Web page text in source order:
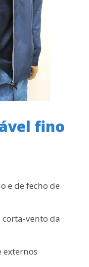
fino
e de fecho de
vento da
externos